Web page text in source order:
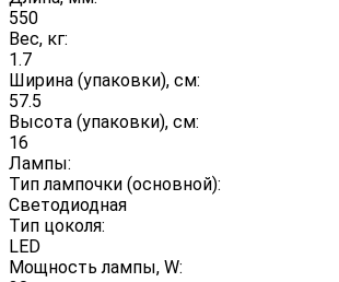
550
Вес, кг:
1.7
Ширина (упаковки), см:
57.5
Высота (упаковки), см:
16
Лампы:
Тип лампочки (основной):
Светодиодная
Тип цоколя:
LED
Мощность лампы, W: